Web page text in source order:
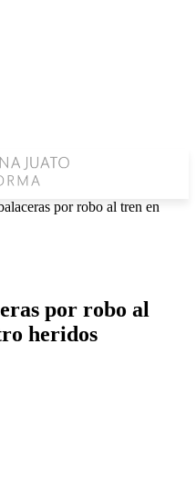
por robo al tren en
por robo al
heridos